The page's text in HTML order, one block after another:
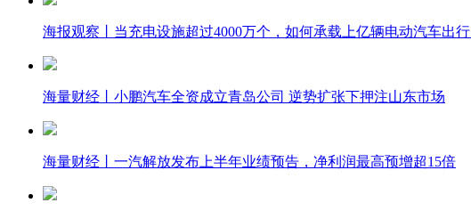
海报观察丨当充电设施超过4000万个，如何承载上亿辆电动汽车出行
海量财经丨小鹏汽车全资成立青岛公司 逆势扩张下押注山东市场
海量财经丨一汽解放发布上半年业绩预告，净利润最高预增超15倍